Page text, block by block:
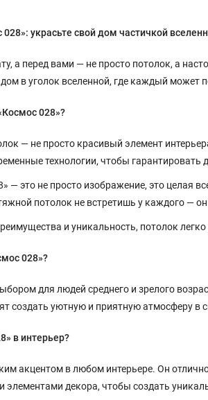
украсьте свой дом частичкой
а перед вами — не просто потолок, а
в уголок вселенной, где каждый может
028»?
— не просто красивый элемент
технологии, чтобы гарантировать
— это не просто изображение, это целая
потолок не встретишь у каждого —
и уникальность, потолок
028»?
для людей среднего и зрелого
создать уютную и приятную атмосферу в
в интерьер?
акцентом в любом интерьере. Он
элементами декора, чтобы создать